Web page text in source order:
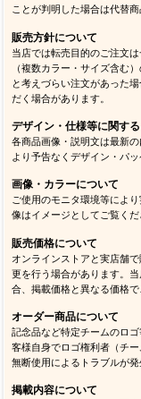
ことが判明した場合は代替
販売方針について
当店では転売目的のご注文
（複数カラー・サイズ含む
と考えづらい注文があった
だく場合があります。
デザイン・仕様等に関す
各商品画像・説明文は最新
より予告なくデザイン・パ
画像・カラーについて
ご使用のモニタ環境等によ
像はイメージとしてご覧くだ
販売価格について
オンラインストアと実店舗
更を行う場合があります。
合、掲載価格と異なる価格
オーダー商品について
記念品など特定チームのロ
客様自身でロゴ権利者（チ
無断使用によるトラブルが
掲載内容について